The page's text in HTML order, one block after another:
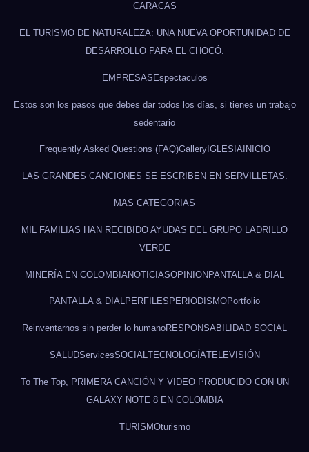
CARACAS
EL TURISMO DE NATURALEZA: UNA NUEVA OPORTUNIDAD DE
DESARROLLO PARA EL CHOCÓ.
EMPRESAS Espectaculos
Estos son los pasos que debes dar todos los días, si tienes un trabajo
sedentario
Frequently Asked Questions (FAQ)GalleryIGLESIAINICIO
LAS GRANDES CANCIONES SE ESCRIBEN EN SERVILLETAS.
MAS CATEGORIAS
MIL FAMILIAS HAN RECIBIDO AYUDAS DEL GRUPO LADRILLO
VERDE
MINERÍA EN COLOMBIANOTICIASOPINIONPANTALLA & DIAL
PANTALLA & DIALPERFILES PERIODISMOPortfolio
Reinventarnos sin perder lo humanoRESPONSABILIDAD SOCIAL
SALUDServicesSOCIAL TECNOLOGÍATELEVISIÓN
To The Top, PRIMERA CANCIÓN Y VIDEO PRODUCIDO CON UN
GALAXY NOTE 8 EN COLOMBIA
TURISMOturismo